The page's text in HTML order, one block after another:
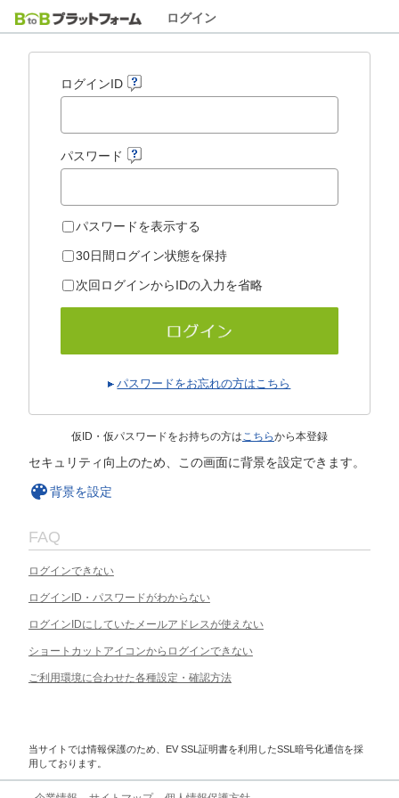
ログイン
ログインID
パスワード
パスワードを表示する
30日間ログイン状態を保持
次回ログインからIDの入力を省略
パスワードをお忘れの方はこちら
仮ID・仮パスワードをお持ちの方はこちらから本登録
セキュリティ向上のため、この画面に背景を設定できます。
背景を設定
FAQ
ログインできない
ログインID・パスワードがわからない
ログインIDにしていたメールアドレスが使えない
ショートカットアイコンからログインできない
ご利用環境に合わせた各種設定・確認方法
当サイトでは情報保護のため、EV SSL証明書を利用したSSL暗号化通信を採
用しております。